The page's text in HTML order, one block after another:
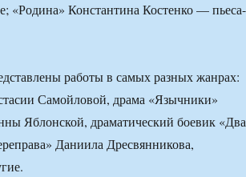
«Родина» Константина Костенко — пьеса-
работы в самых разных жанрах:
Самойловой, драма «Язычники»
Яблонской, драматический боевик «Два
Даниила Дресвянникова,